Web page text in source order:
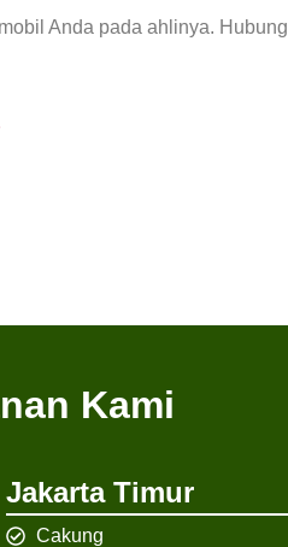
Anda pada ahlinya.
Kami
Jakarta Timur
Cakung